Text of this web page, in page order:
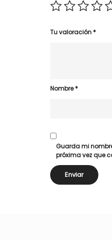
Tu valoración*
Nombre*
Guarda mi
próxima vez que